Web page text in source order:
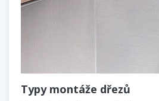
Typy montáže dřezů